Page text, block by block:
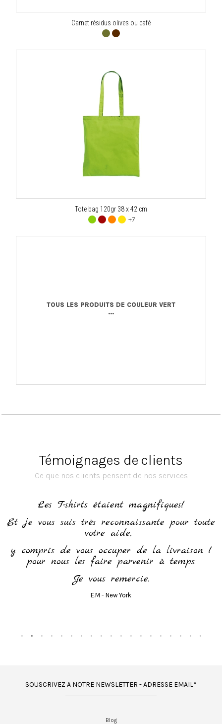
Carnet résidus olives ou café
Tote bag 120gr 38 x 42 cm
+7
TOUS LES PRODUITS DE COULEUR VERT
...
Témoignages de clients
Ce que nos clients pensent de nos services
Les T-shirts étaient magnifiques!
Et je vous suis très reconnaissante pour toute
votre aide,
y compris de vous occuper de la livraison !
pour nous les faire parvenir à temps.
Je vous remercie.
E.M - New York
SOUSCRIVEZ A NOTRE NEWSLETTER - ADRESSE EMAIL*
Blog